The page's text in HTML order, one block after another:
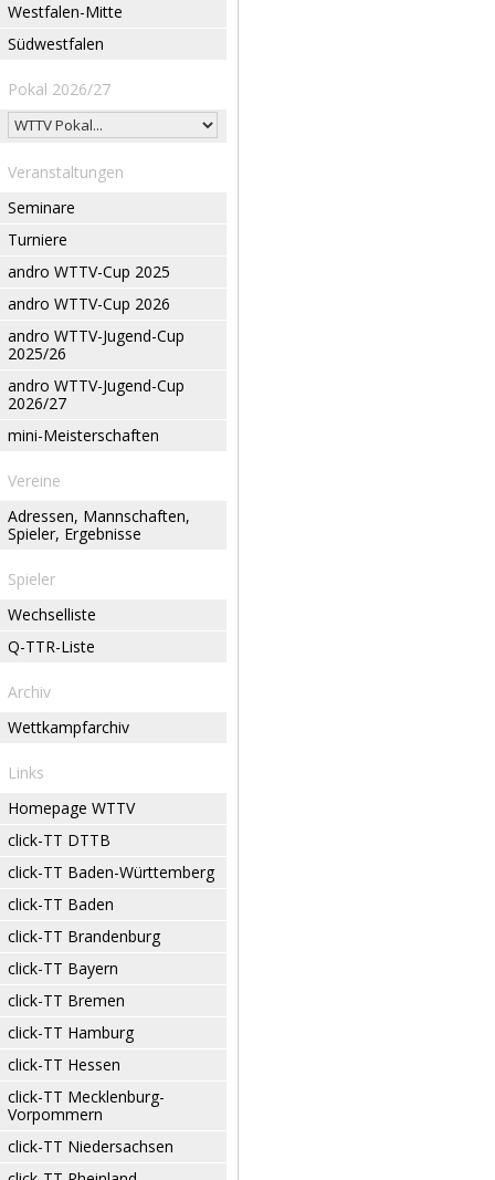
Westfalen-Mitte
Südwestfalen
Pokal 2026/27
Veranstaltungen
Seminare
Turniere
andro WTTV-Cup 2025
andro WTTV-Cup 2026
andro WTTV-Jugend-Cup
2025/26
andro WTTV-Jugend-Cup
2026/27
mini-Meisterschaften
Vereine
Adressen, Mannschaften,
Spieler, Ergebnisse
Spieler
Wechselliste
Q-TTR-Liste
Archiv
Wettkampfarchiv
Links
Homepage WTTV
click-TT DTTB
click-TT Baden-Württemberg
click-TT Baden
click-TT Brandenburg
click-TT Bayern
click-TT Bremen
click-TT Hamburg
click-TT Hessen
click-TT Mecklenburg-
Vorpommern
click-TT Niedersachsen